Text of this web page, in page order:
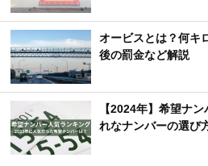
オービスとは？何キ
後の罰金など解説
【2024年】希望ナ
れなナンバーの選び